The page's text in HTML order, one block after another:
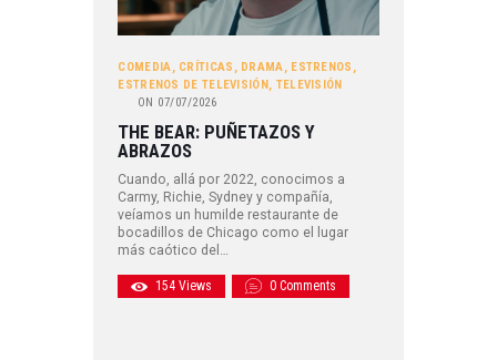
COMEDIA, CRÍTICAS , DRAMA, ESTRENOS ,
ESTRENOS DE TELEVISIÓN, TELEVISIÓN
ON 07/07/2026
THE BEAR: PUÑETAZOS Y
ABRAZOS
Cuando, allá por 2022, conocimos a
Carmy, Richie, Sydney y compañía,
veíamos un humilde restaurante de
bocadillos de Chicago como el lugar
más caótico del…
154 Views 0 Comments